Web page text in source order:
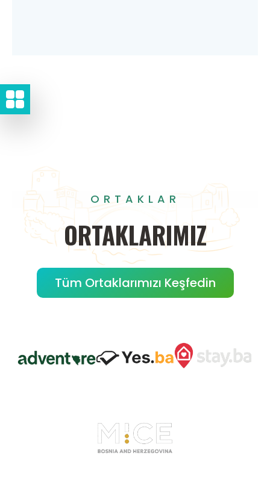
ORTAKLAR
ORTAKLARIMIZ
Tüm Ortaklarımızı Keşfedin